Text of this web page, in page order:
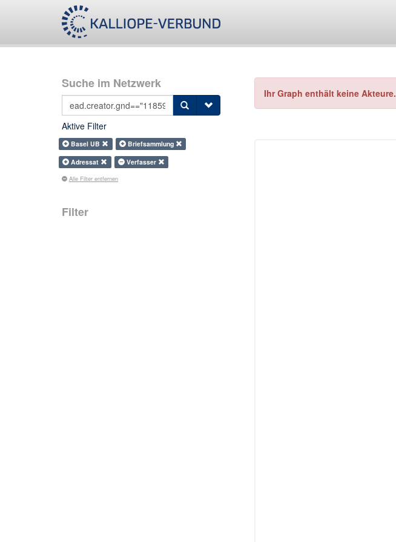
Suche im Netzwerk
Aktive Filter
Basel UB
Briefsammlung
Adressat
Verfasser
Alle Filter entfernen
Filter
Ihr Graph enthält keine Akteure.